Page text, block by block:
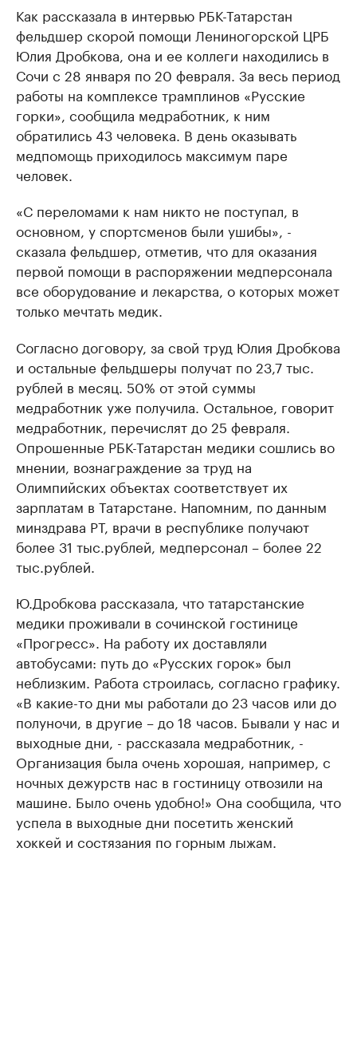
Как рассказала в интервью РБК-Татарстан
фельдшер скорой помощи Лениногорской ЦРБ
Юлия Дробкова, она и ее коллеги находились в
Сочи с 28 января по 20 февраля. За весь период
работы на комплексе трамплинов «Русские
горки», сообщила медработник, к ним
обратились 43 человека. В день оказывать
медпомощь приходилось максимум паре
человек.
«С переломами к нам никто не поступал, в
основном, у спортсменов были ушибы», -
сказала фельдшер, отметив, что для оказания
первой помощи в распоряжении медперсонала
все оборудование и лекарства, о которых может
только мечтать медик.
Согласно договору, за свой труд Юлия Дробкова
и остальные фельдшеры получат по 23,7 тыс.
рублей в месяц. 50% от этой суммы
медработник уже получила. Остальное, говорит
медработник, перечислят до 25 февраля.
Опрошенные РБК-Татарстан медики сошлись во
мнении, вознаграждение за труд на
Олимпийских объектах соответствует их
зарплатам в Татарстане. Напомним, по данным
минздрава РТ, врачи в республике получают
более 31 тыс.рублей, медперсонал – более 22
тыс.рублей.
Ю.Дробкова рассказала, что татарстанские
медики проживали в сочинской гостинице
«Прогресс». На работу их доставляли
автобусами: путь до «Русских горок» был
неблизким. Работа строилась, согласно графику.
«В какие-то дни мы работали до 23 часов или до
полуночи, в другие – до 18 часов. Бывали у нас и
выходные дни, - рассказала медработник, -
Организация была очень хорошая, например, с
ночных дежурств нас в гостиницу отвозили на
машине. Было очень удобно!» Она сообщила, что
успела в выходные дни посетить женский
хоккей и состязания по горным лыжам.